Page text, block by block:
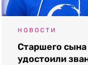
НОВОСТИ
Старшего
удостоили